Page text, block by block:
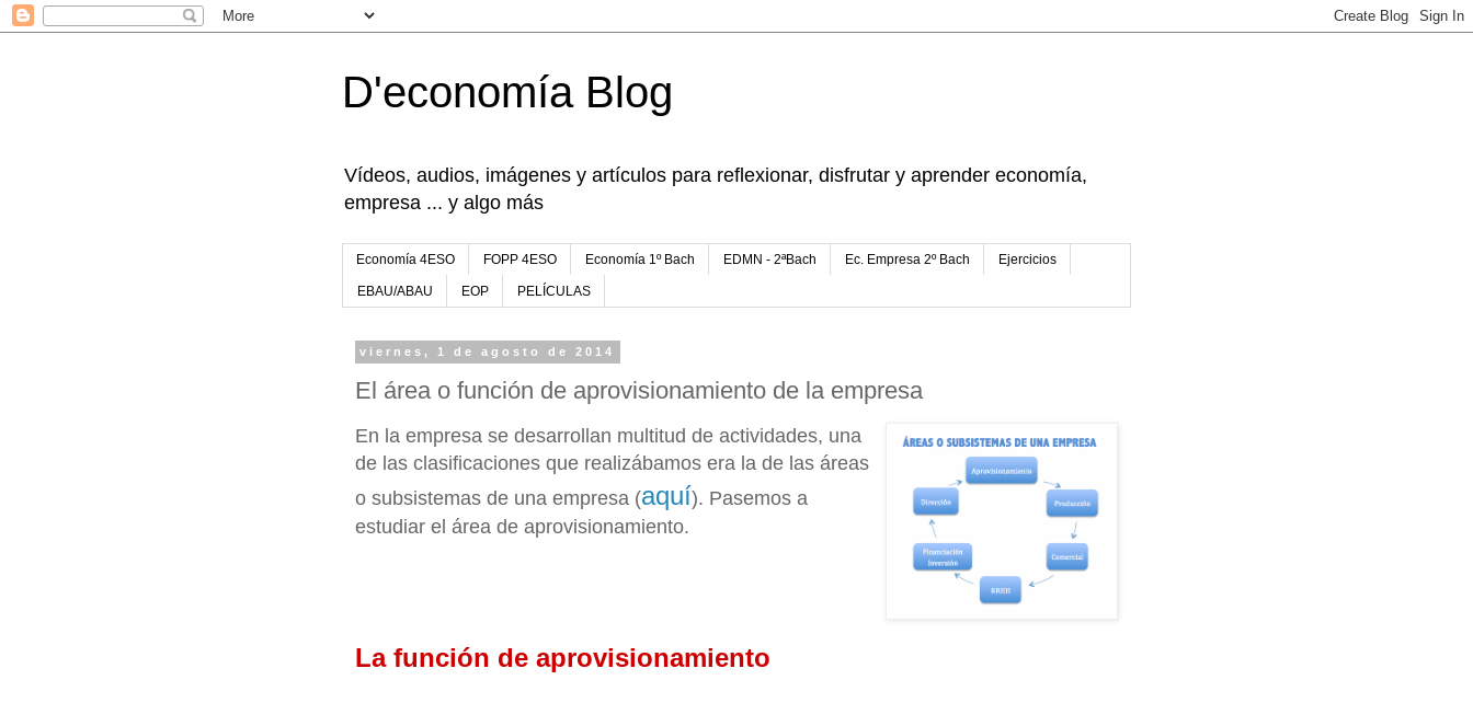
D'economía Blog
Vídeos, audios, imágenes y artículos para reflexionar, disfrutar y aprender economía,
empresa ... y algo más
Economía 4ESO FOPP 4ESO Economía 1º Bach EDMN - 2ªBach Ec. Empresa 2º Bach Ejercicios
EBAU/ABAU EOP PELÍCULAS
viernes, 1 de agosto de 2014
El área o función de aprovisionamiento de la empresa
En la empresa se desarrollan multitud de actividades, una
de las clasificaciones que realizábamos era la de las áreas
o subsistemas de una empresa (aquí). Pasemos a
estudiar el área de aprovisionamiento.
La función de aprovisionamiento